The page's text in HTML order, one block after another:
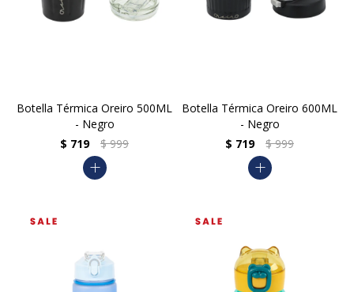
Botella Térmica Oreiro 500ML
- Negro
$ 719 $ 999
add
Botella Térmica Oreiro 600ML
- Negro
$ 719 $ 999
add